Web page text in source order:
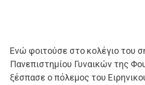
Ενώ φοιτούσε στο κολέγιο του
Πανεπιστημίου Γυναικών της
ξέσπασε ο πόλεμος του